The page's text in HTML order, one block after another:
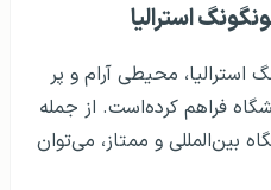
استرالیا
استرالیا، محیطی آرام و پر
فراهم کرده‌است. از جمله
بین‌المللی و ممتاز، می‌توان